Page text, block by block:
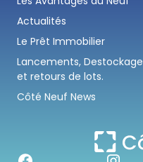
Actualités
Le Prêt Immobilier
Lancements, Destockage
et retours de lots.
Côté Neuf News